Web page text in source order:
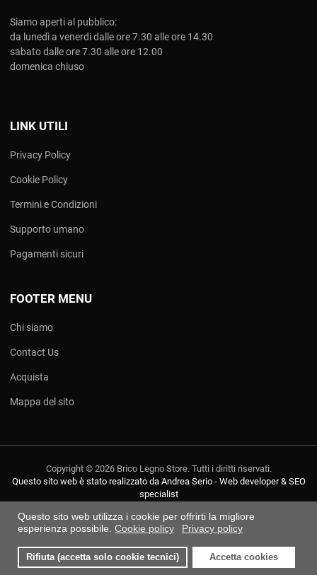
Questo sito web utilizza i cookie per offrirti la migliore
esperienza possibile. Cookie policy Privacy policy
Rifiuta (accetta solo cookie tecnici) Accetta cookies
I miei preferiti
0 Compara
0
Siamo aperti al pubblico:
da lunedì a venerdi dalle ore 7.30 alle ore 14.30
sabato dalle ore 7.30 alle ore 12.00
domenica chiuso
LINK UTILI
Privacy Policy
Cookie Policy
Termini e Condizioni
Supporto umano
Pagamenti sicuri
FOOTER MENU
Chi siamo
Contact Us
Acquista
Mappa del sito
Copyright © 2026 Brico Legno Store. Tutti i diritti riservati.
Questo sito web è stato realizzato da Andrea Serio - Web developer & SEO
specialist